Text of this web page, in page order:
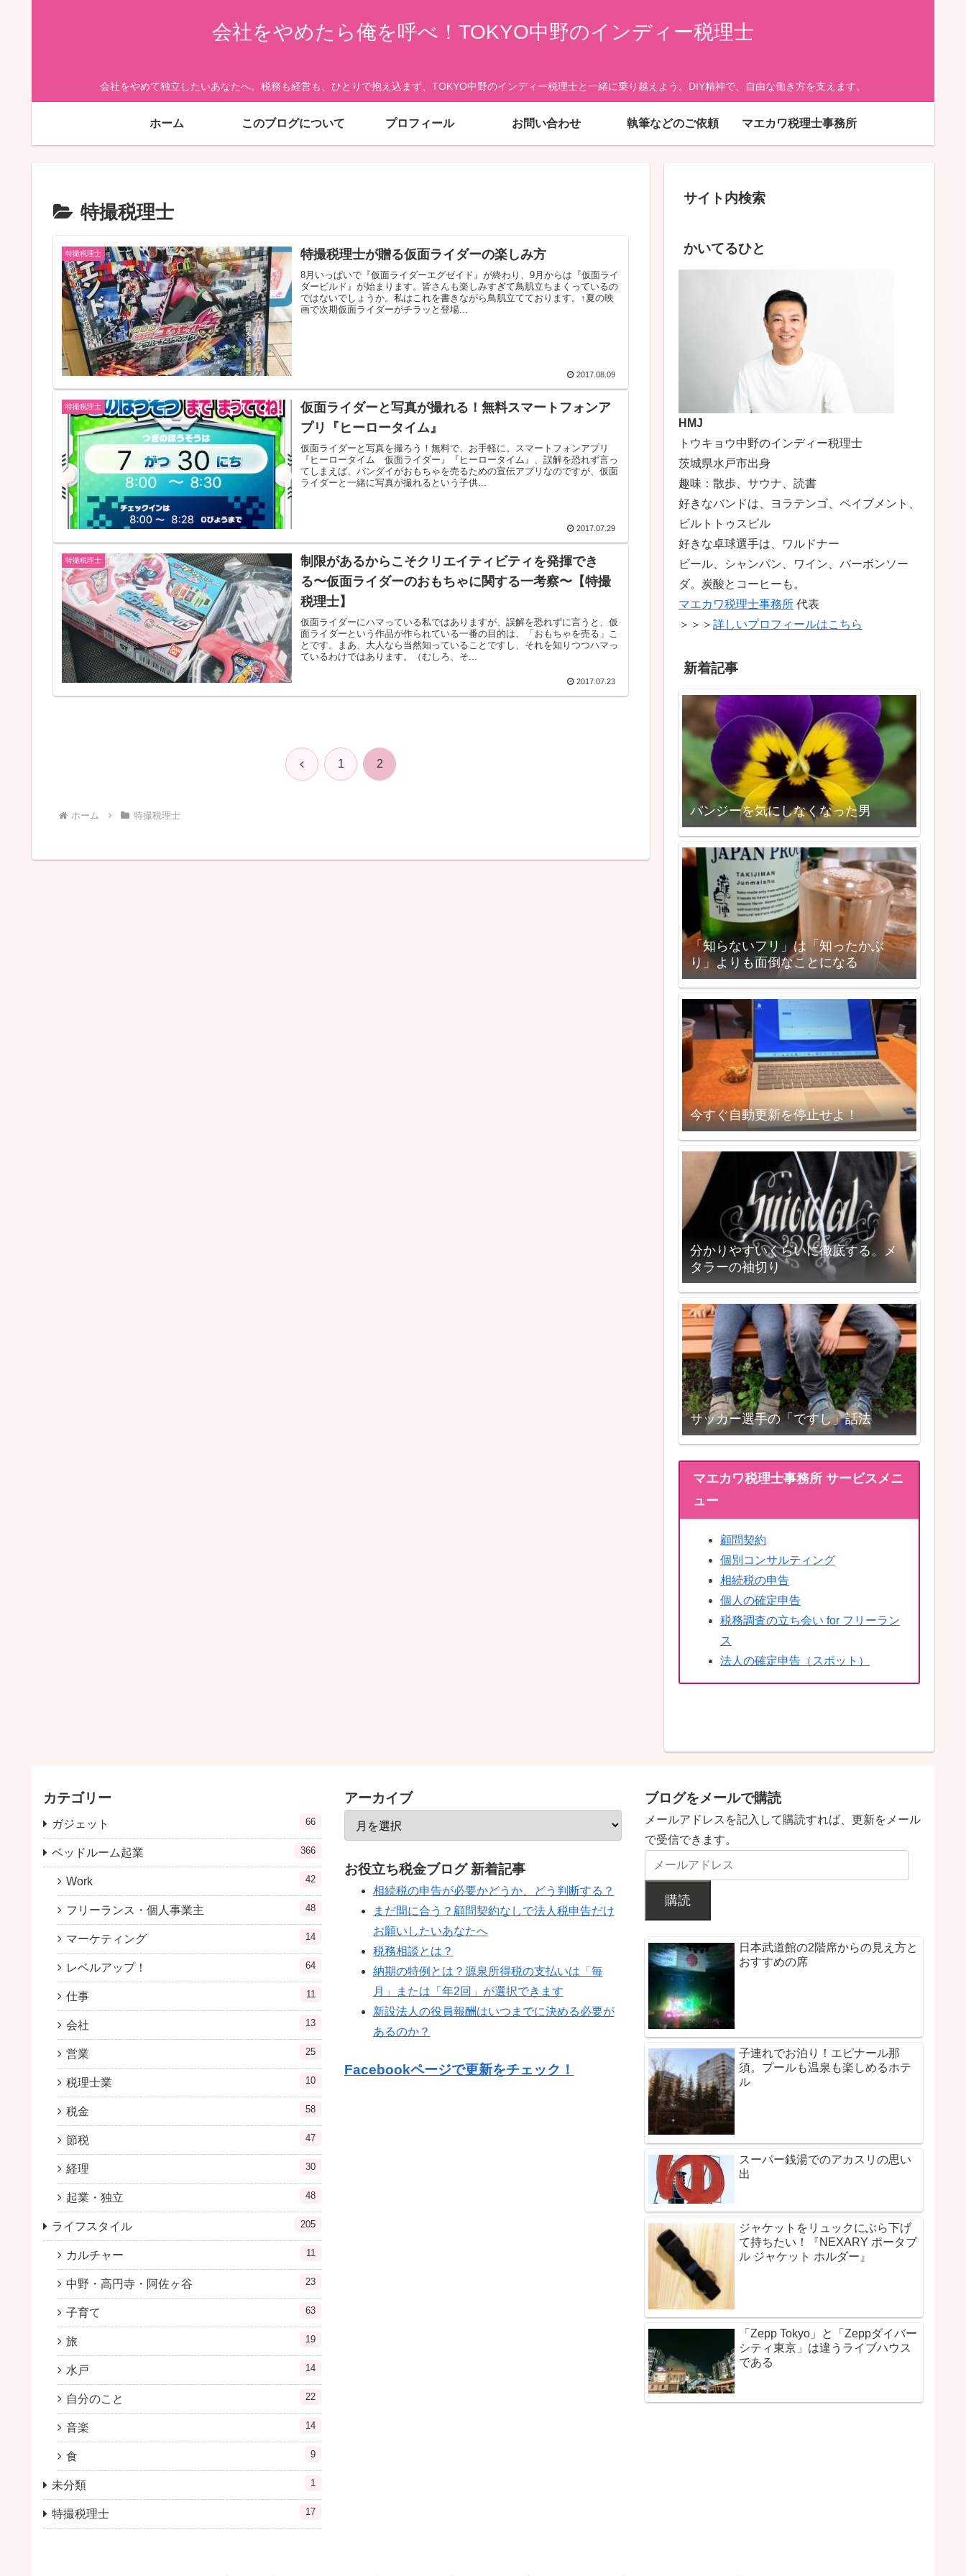
会社をやめたら俺を呼べ！TOKYO中野のインディー税理士
会社をやめて独立したいあなたへ。税務も経営も、ひとりで抱え込まず、TOKYO中野のインディー税理士と一緒に乗り越えよう。DIY精神で、自由な働き方を支えます。
ホーム このブログについて プロフィール お問い合わせ 執筆などのご依頼 マエカワ税理士事務所
特撮税理士
特撮税理士 特撮税理士が贈る仮面ライダーの楽しみ方
8月いっぱいで『仮面ライダーエグゼイド』が終わり、9月からは『仮面ライ
ダービルド』が始まります。皆さんも楽しみすぎて鳥肌立ちまくっているの
ではないでしょうか。私はこれを書きながら鳥肌立てております。↑夏の映
画で次期仮面ライダーがチラッと登場...
2017.08.09
特撮税理士
仮面ライダーと写真が撮れる！無料スマートフォンア
プリ『ヒーロータイム』
仮面ライダーと写真を撮ろう！無料で、お手軽に。スマートフォンアプリ
『ヒーロータイム 仮面ライダー』『ヒーロータイム』、誤解を恐れず言っ
てしまえば、バンダイがおもちゃを売るための宣伝アプリなのですが、仮面
ライダーと一緒に写真が撮れるという子供...
2017.07.29
特撮税理士
制限があるからこそクリエイティビティを発揮でき
る〜仮面ライダーのおもちゃに関する一考察〜【特撮
税理士】
仮面ライダーにハマっている私ではありますが、誤解を恐れずに言うと、仮
面ライダーという作品が作られている一番の目的は、「おもちゃを売る」こ
とです。まあ、大人なら当然知っていることですし、それを知りつつハマっ
ているわけではあります。（むしろ、そ...
2017.07.23
前 1 2
ホーム 特撮税理士
サイト内検索
かいてるひと
HMJ
トウキョウ中野のインディー税理士
茨城県水戸市出身
趣味：散歩、サウナ、読書
好きなバンドは、ヨラテンゴ、ペイブメント、
ビルトトゥスピル
好きな卓球選手は、ワルドナー
ビール、シャンパン、ワイン、バーボンソー
ダ。炭酸とコーヒーも。
マエカワ税理士事務所 代表
＞＞＞ 詳しいプロフィールはこちら
新着記事
パンジーを気にしなくなった男
「知らないフリ」は「知ったかぶ
り」よりも面倒なことになる
今すぐ自動更新を停止せよ！
分かりやすいくらいに徹底する。メ
タラーの袖切り
サッカー選手の「ですし」話法
マエカワ税理士事務所 サービスメニ
ュー
顧問契約
個別コンサルティング
相続税の申告
個人の確定申告
税務調査の立ち会い for フリーラン
ス
法人の確定申告（スポット）
カテゴリー
ガジェット 66
ベッドルーム起業 366
Work 42
フリーランス・個人事業主 48
マーケティング 14
レベルアップ！ 64
仕事 11
会社 13
営業 25
税理士業 10
税金 58
節税 47
経理 30
起業・独立 48
ライフスタイル 205
カルチャー 11
中野・高円寺・阿佐ヶ谷 23
子育て 63
旅 19
水戸 14
自分のこと 22
音楽 14
食 9
未分類 1
特撮税理士 17
アーカイブ
お役立ち税金ブログ 新着記事
相続税の申告が必要かどうか、どう判断する？
まだ間に合う？顧問契約なしで法人税申告だけ
お願いしたいあなたへ
税務相談とは？
納期の特例とは？源泉所得税の支払いは「毎
月」または「年2回」が選択できます
新設法人の役員報酬はいつまでに決める必要が
あるのか？
Facebookページで更新をチェック！
ブログをメールで購読
メールアドレスを記入して購読すれば、更新をメール
で受信できます。
購読
日本武道館の2階席からの見え方と
おすすめの席
子連れでお泊り！エピナール那
須。プールも温泉も楽しめるホテ
ル
スーパー銭湯でのアカスリの思い
出
ジャケットをリュックにぶら下げ
て持ちたい！『NEXARY ポータブ
ル ジャケット ホルダー』
「Zepp Tokyo」と「Zeppダイバー
シティ東京」は違うライブハウス
である